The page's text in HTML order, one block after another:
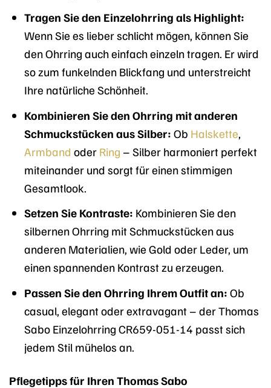
Tragen Sie den Einzelohrring als Highlight:
Wenn Sie es lieber schlicht mögen, können Sie
den Ohrring auch einfach einzeln tragen. Er wird
so zum funkelnden Blickfang und unterstreicht
Ihre natürliche Schönheit.
Kombinieren Sie den Ohrring mit anderen
Schmuckstücken aus Silber: Ob Halskette,
Armband oder Ring – Silber harmoniert perfekt
miteinander und sorgt für einen stimmigen
Gesamtlook.
Setzen Sie Kontraste: Kombinieren Sie den
silbernen Ohrring mit Schmuckstücken aus
anderen Materialien, wie Gold oder Leder, um
einen spannenden Kontrast zu erzeugen.
Passen Sie den Ohrring Ihrem Outfit an: Ob
casual, elegant oder extravagant – der Thomas
Sabo Einzelohrring CR659-051-14 passt sich
jedem Stil mühelos an.
Pflegetipps für Ihren Thomas Sabo